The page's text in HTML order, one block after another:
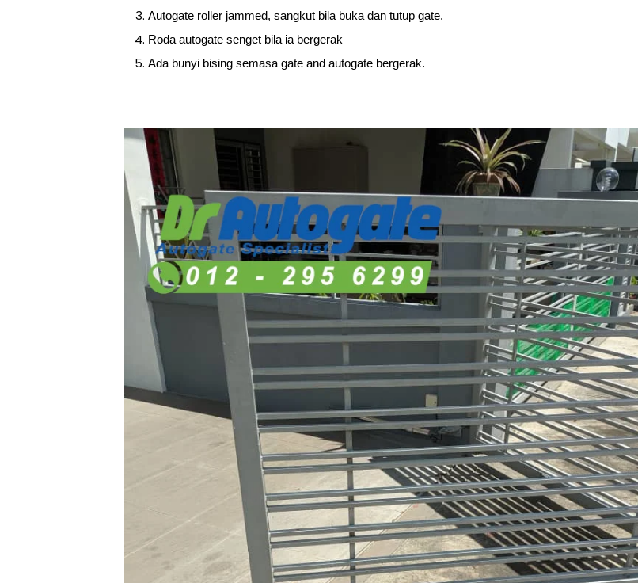
Autogate roller jammed, sangkut bila buka dan tutup gate.
Roda autogate senget bila ia bergerak
Ada bunyi bising semasa gate and autogate bergerak.